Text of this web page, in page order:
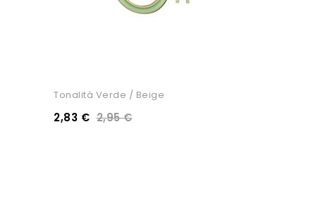
Tonalità Verde / Beige
2,83 € 2,95 €